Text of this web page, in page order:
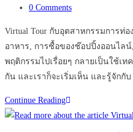
category:
Post
0 Comments
Virtual Tour กับอุตสาหกรรมการท่
อาหาร, การซื้อของช๊อปปิ้งออนไล
พฤติกรรมไปเรื่อยๆ กลายเป็นใช้เ
กัน และเราก็จะเริ่มเห็น และรู้จักกั
Continue Readingทำไม
ควร